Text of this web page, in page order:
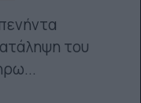
του